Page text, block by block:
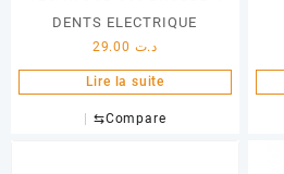
DENTS ELECTRIQUE
د.ت
Lire la suite
⇆Compare